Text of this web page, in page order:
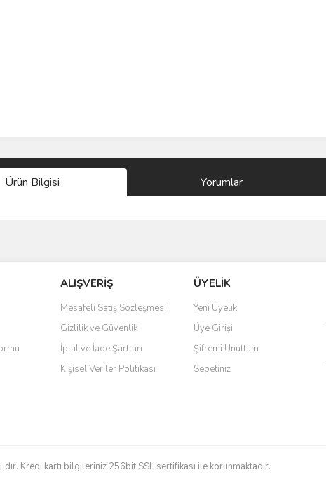
Ürün Bilgisi Yorumlar
kalitesiz, bozuk veya görüntülenemiyor.
eksik bilgiler bulunuyor.
hatalar bulunuyor.
diğer sitelerden daha pahalı.
benzer farklı alternatifler olmalı.
ALIŞVERİŞ
Mesafeli Satış Sözleşmesi
Gizlilik ve Güvenlik
İptal ve İade Şartları
Kişisel Veriler Politikası
ÜYELİK
Yeni Üyelik
Üye Girişi
Şifremi Unuttum
Sepetiniz
Kredi kartı bilgileriniz 256bit SSL sertifikası ile korunmaktadır.